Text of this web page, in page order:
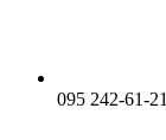
095 242-61-21